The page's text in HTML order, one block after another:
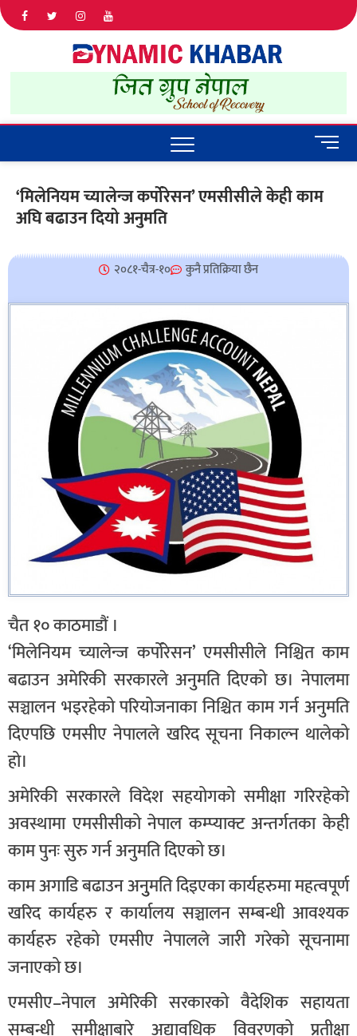
IN NEPAL
M
e
u
n
‘मिलेनियम च्यालेन्ज कर्पोरेसन’ एमसीसीले केही काम
अघि बढाउन दियो अनुमति
२०८१-चैत्र-१० कुनै प्रतिक्रिया छैन
चैत १० काठमाडौं ।
‘मिलेनियम च्यालेन्ज कर्पोरेसन’ एमसीसीले निश्चित काम
बढाउन अमेरिकी सरकारले अनुमति दिएको छ। नेपालमा
सञ्चालन भइरहेको परियोजनाका निश्चित काम गर्न अनुमति
दिएपछि एमसीए नेपालले खरिद सूचना निकाल्न थालेको
हो।
अमेरिकी सरकारले विदेश सहयोगको समीक्षा गरिरहेको
अवस्थामा एमसीसीको नेपाल कम्प्याक्ट अन्तर्गतका केही
काम पुनः सुरु गर्न अनुमति दिएको छ।
काम अगाडि बढाउन अनुुमति दिइएका कार्यहरुमा महत्वपूर्ण
खरिद कार्यहरु र कार्यालय सञ्चालन सम्बन्धी आवश्यक
कार्यहरु रहेको एमसीए नेपालले जारी गरेको सूचनामा
जनाएको छ।
एमसीए–नेपाल अमेरिकी सरकारको वैदेशिक सहायता
सम्बन्धी समीक्षाबारे अद्यावधिक विवरणको प्रतीक्षा